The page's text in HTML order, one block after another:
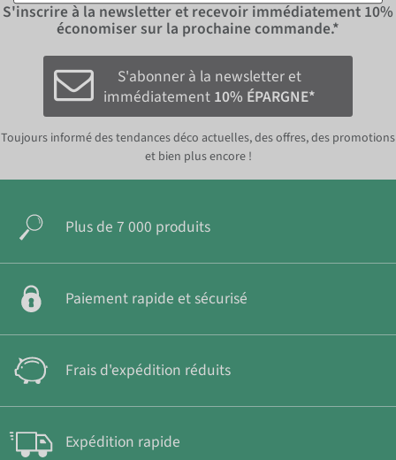
S'inscrire à la newsletter et recevoir immédiatement 10%
économiser sur la prochaine commande.*
S'abonner à la newsletter et
immédiatement 10% ÉPARGNE*
Toujours informé des tendances déco actuelles, des offres, des promotions
et bien plus encore !
Plus de 7 000 produits
Paiement rapide et sécurisé
Frais d'expédition réduits
Expédition rapide